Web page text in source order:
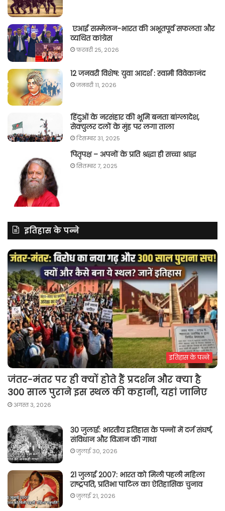
एआई सम्मेलन-भारत की अभूतपूर्व सफलता और
व्यथित कांग्रेस
फ़रवरी 25, 2026
12 जनवरी विशेष: युवा आदर्श : स्वामी विवेकानंद
जनवरी 11, 2026
हिंदुओं के नरसंहार की भूमि बनता बांग्लादेश,
सेक्युलर दलों के मुंह पर लगा ताला
दिसम्बर 31, 2025
पितृपक्ष – अपनों के प्रति श्रद्धा ही सच्चा श्राद्ध
सितम्बर 7, 2025
इतिहास के पन्ने
इतिहास के पन्ने
जंतर-मंतर पर ही क्यों होते हैं प्रदर्शन और क्या है
300 साल पुराने इस स्थल की कहानी, यहां जानिए
अगस्त 3, 2026
30 जुलाई: भारतीय इतिहास के पन्नों में दर्ज संघर्ष,
संविधान और विज्ञान की गाथा
जुलाई 30, 2026
21 जुलाई 2007: भारत को मिली पहली महिला
राष्ट्रपति, प्रतिभा पाटिल का ऐतिहासिक चुनाव
जुलाई 21, 2026